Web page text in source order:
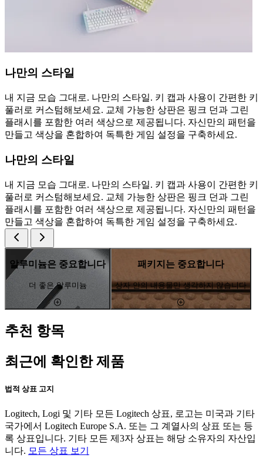
나만의 스타일
내 지금 모습 그대로. 나만의 스타일. 키 캡과 사용이 간편한 키
풀러로 커스텀해보세요. 교체 가능한 상판은 핑크 던과 그린
플래시를 포함한 여러 색상으로 제공됩니다. 자신만의 패턴을
만들고 색상을 혼합하여 독특한 게임 설정을 구축하세요.
나만의 스타일
내 지금 모습 그대로. 나만의 스타일. 키 캡과 사용이 간편한 키
풀러로 커스텀해보세요. 교체 가능한 상판은 핑크 던과 그린
플래시를 포함한 여러 색상으로 제공됩니다. 자신만의 패턴을
만들고 색상을 혼합하여 독특한 게임 설정을 구축하세요.
알루미늄은 중요합니다
더 좋은 알루미늄
패키지는 중요합니다
상자 안의 내용물만 생각하지 않습니다
추천 항목
최근에 확인한 제품
법적 상표 고지
Logitech, Logi 및 기타 모든 Logitech 상표, 로고는 미국과 기타
국가에서 Logitech Europe S.A. 또는 그 계열사의 상표 또는 등
록 상표입니다. 기타 모든 제3자 상표는 해당 소유자의 자산입
니다. 모든 상표 보기